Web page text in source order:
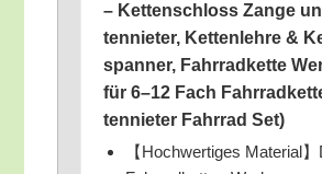
– Ket­ten­schloss Zan­ge
ten­nie­ter, Ket­ten­leh­re &
span­ner, Fahr­rad­ket­te
für 6–12 Fach
ten­nie­ter Fahr­rad Set)
【Hoch­wer­ti­ges Material